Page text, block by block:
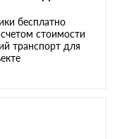
бесплатно
стоимости
транспорт для